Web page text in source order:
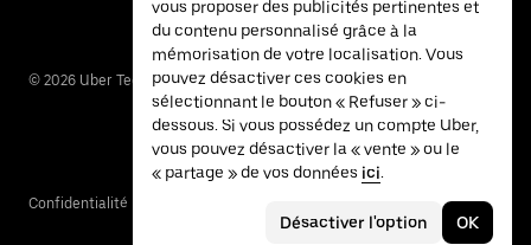
© 2026 Uber Technologies Inc.
Confidentialité
vous proposer des publicités pertinentes et
du contenu personnalisé grâce à la
mémorisation de votre localisation. Vous
pouvez désactiver ces cookies en
sélectionnant le bouton « Refuser » ci-
dessous. Si vous possédez un compte Uber,
vous pouvez désactiver la « vente » ou le
« partage » de vos données ici.
Désactiver l'option OK